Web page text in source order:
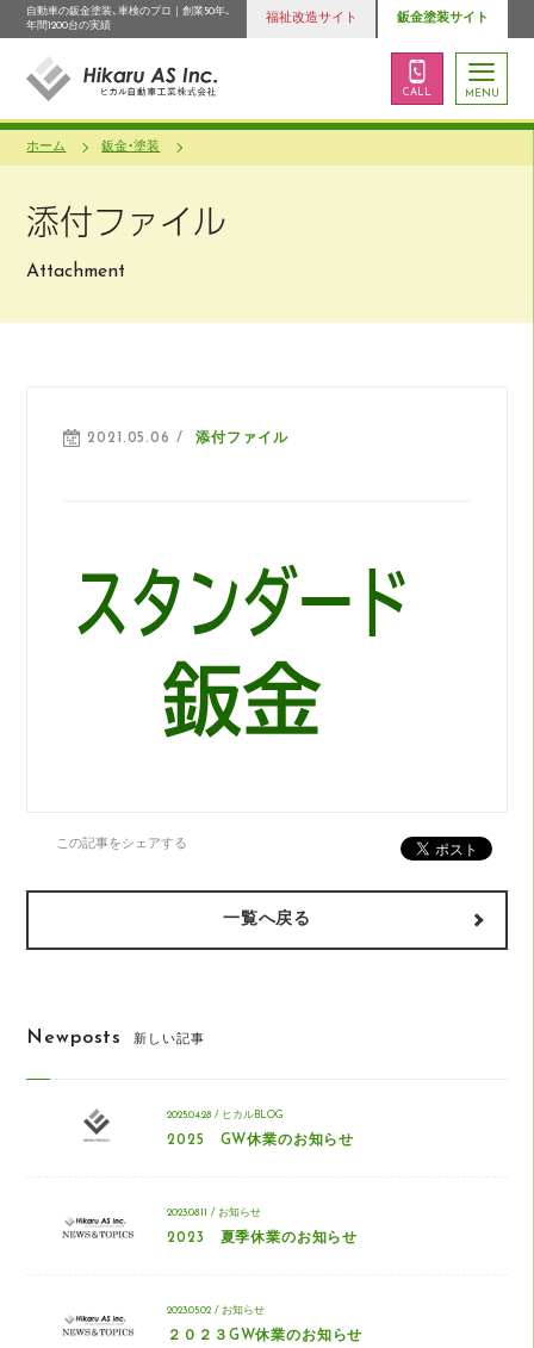
自動車の鈑金塗装、車検のプロ｜創業50年、
年間1200台の実績
福祉改造サイト 鈑金塗装サイト
CALL MENU
ホーム 鈑金・塗装
添付ファイル
Attachment
2021.05.06 / 添付ファイル
この記事をシェアする
一覧へ戻る
Newposts 新しい記事
2025.04.28 / ヒカルBLOG
2025 GW休業のお知らせ
2023.08.11 / お知らせ
2023 夏季休業のお知らせ
2023.05.02 / お知らせ
２０２３GW休業のお知らせ